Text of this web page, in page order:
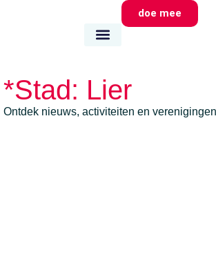
doe mee
*Stad: Lier
Ontdek nieuws, activiteiten en